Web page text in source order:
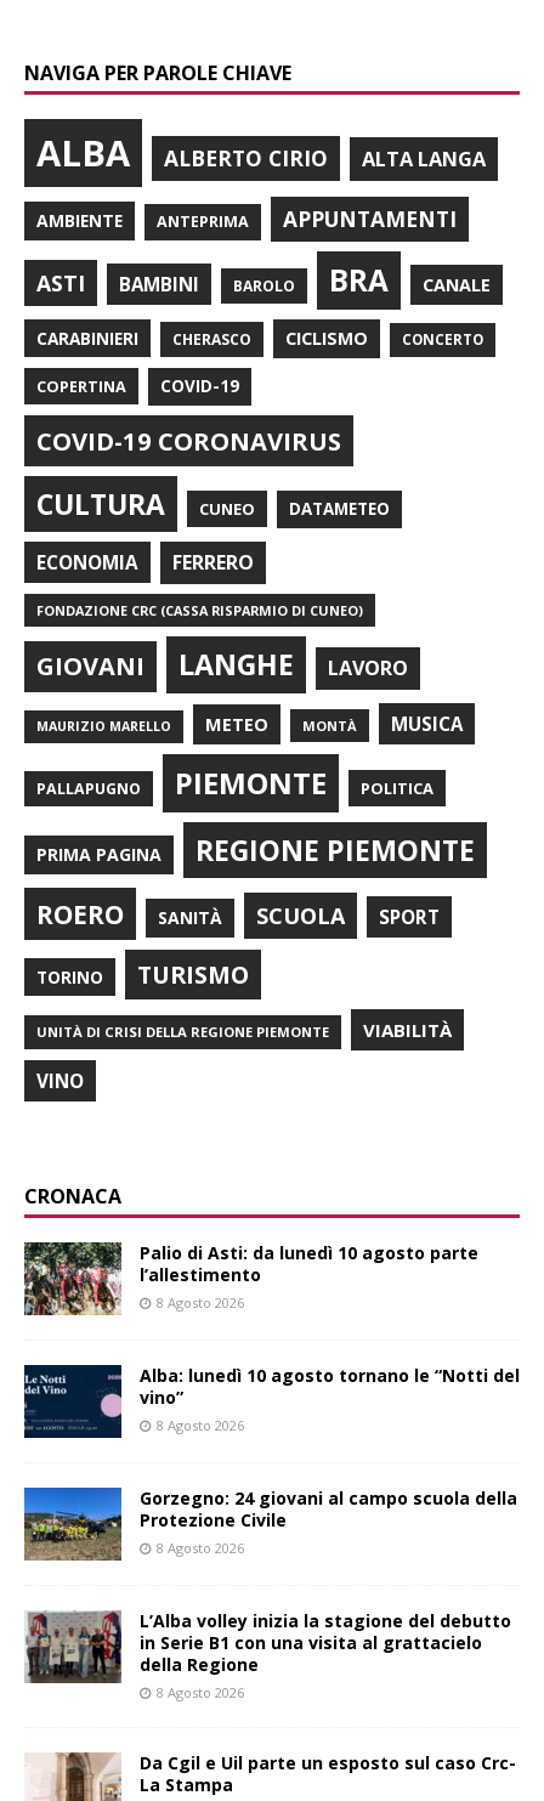
NAVIGA PER PAROLE CHIAVE
ALBA ALBERTO CIRIO ALTA LANGA
AMBIENTE ANTEPRIMA APPUNTAMENTI
ASTI BAMBINI BAROLO BRA CANALE
CARABINIERI CHERASCO CICLISMO CONCERTO
COPERTINA COVID-19
COVID-19 CORONAVIRUS
CULTURA CUNEO DATAMETEO
ECONOMIA FERRERO
FONDAZIONE CRC (CASSA RISPARMIO DI CUNEO)
GIOVANI LANGHE LAVORO
MAURIZIO MARELLO METEO MONTÀ MUSICA
PALLAPUGNO PIEMONTE POLITICA
PRIMA PAGINA REGIONE PIEMONTE
ROERO SANITÀ SCUOLA SPORT
TORINO TURISMO
UNITÀ DI CRISI DELLA REGIONE PIEMONTE VIABILITÀ
VINO
CRONACA
Palio di Asti: da lunedì 10 agosto parte
l’allestimento
8 Agosto 2026
Alba: lunedì 10 agosto tornano le “Notti del
vino”
8 Agosto 2026
Gorzegno: 24 giovani al campo scuola della
Protezione Civile
8 Agosto 2026
L’Alba volley inizia la stagione del debutto
in Serie B1 con una visita al grattacielo
della Regione
8 Agosto 2026
Da Cgil e Uil parte un esposto sul caso Crc-
La Stampa